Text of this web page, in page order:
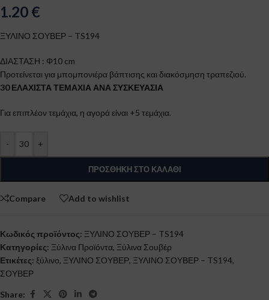
1.20 €
ΞΥΛΙΝΟ ΣΟΥΒΕΡ – TS194
ΔΙΑΣΤΑΣΗ : Φ10 cm
Προτείνεται για μπομπονιέρα βάπτισης και διακόσμηση τραπεζιού.
30 ΕΛΑΧΙΣΤΑ ΤΕΜΑΧΙΑ ΑΝΑ ΣΥΣΚΕΥΑΣΙΑ
Για επιπλέον τεμάχια, η αγορά είναι +5 τεμάχια.
- +
ΠΡΟΣΘΉΚΗ ΣΤΟ ΚΑΛΆΘΙ
Compare Add to wishlist
Κωδικός προϊόντος: ΞΥΛΙΝΟ ΣΟΥΒΕΡ – TS194
Κατηγορίες: Ξύλινα Προϊόντα, Ξύλινα Σουβέρ
Ετικέτες: ξύλινο, ΞΥΛΙΝΟ ΣΟΥΒΕΡ, ΞΥΛΙΝΟ ΣΟΥΒΕΡ – TS194,
ΣΟΥΒΕΡ
Share: